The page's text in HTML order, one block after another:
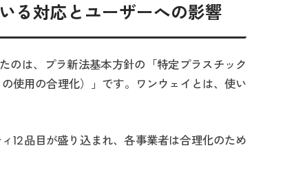
る対応とユーザーへの影響
のは、プラ新法基本方針の「特定プラスチック
使用の合理化）」です。ワンウェイとは、使い
12品目が盛り込まれ、各事業者は合理化のため